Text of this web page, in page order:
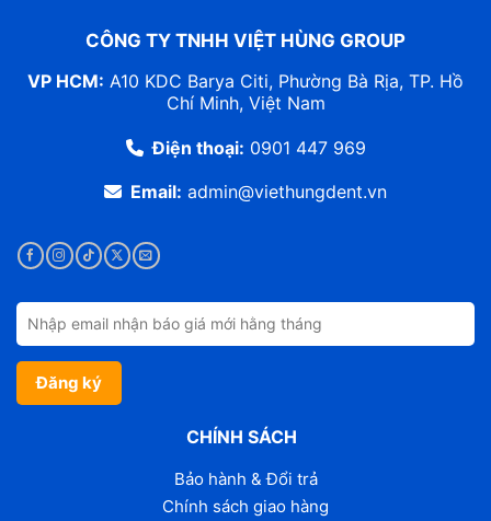
CÔNG TY TNHH VIỆT HÙNG GROUP
VP HCM: A10 KDC Barya Citi, Phường Bà Rịa, TP. Hồ
Chí Minh, Việt Nam
Điện thoại: 0901 447 969
Email: admin@viethungdent.vn
CHÍNH SÁCH
Bảo hành & Đổi trả
Chính sách giao hàng